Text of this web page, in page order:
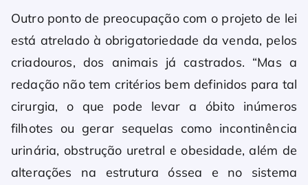
Outro ponto de preocupação com o projeto de lei
está atrelado à obrigatoriedade da venda, pelos
criadouros, dos animais já castrados. “Mas a
redação não tem critérios bem definidos para tal
cirurgia, o que pode levar a óbito inúmeros
filhotes ou gerar sequelas como incontinência
urinária, obstrução uretral e obesidade, além de
alterações na estrutura óssea e no sistema